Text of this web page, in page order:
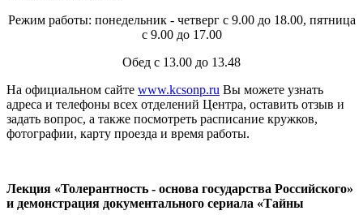
Режим работы: понедельник - четверг с 9.00 до 18.00, пятница
с 9.00 до 17.00
Обед с 13.00 до 13.48
На официальном сайте www.kcsonp.ru Вы можете узнать
адреса и телефоны всех отделений Центра, оставить отзыв и
задать вопрос, а также посмотреть расписание кружков,
фотографии, карту проезда и время работы.
Лекция «Толерантность - основа государства Российского»
и демонстрация документального сериала «Тайны